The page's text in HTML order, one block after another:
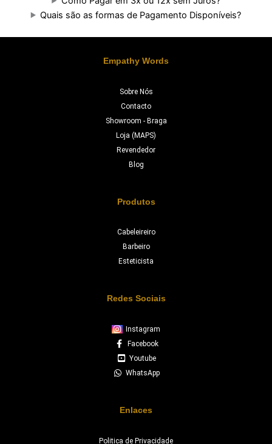
Quais são as formas de Pagamento Disponíveis?
Empathy Words
Sobre Nós
Contacto
Showroom - Braga
Loja (MAPS)
Revendedor
Blog
Produtos
Cabeleireiro
Barbeiro
Esteticista
Redes Sociais
Instagram
Facebook
Youtube
WhatsApp
Enlaces
Politica de Privacidade